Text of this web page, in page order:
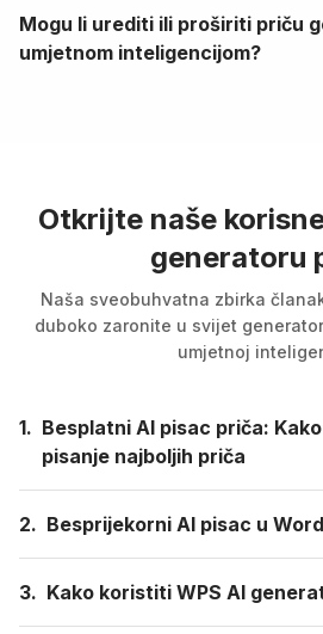
Mogu li urediti ili proširiti priču
umjetnom inteligencijom?
Otkrijte naše
generatoru
Naša sveobuhvatna zbirka
duboko zaronite u svijet
umjetnoj
1. Besplatni AI pisac priča:
pisanje najboljih priča
2. Besprijekorni AI pisac u
3. Kako koristiti WPS AI